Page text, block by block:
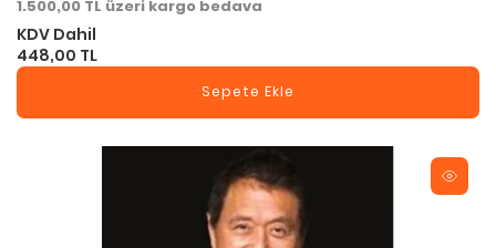
1.500,00 TL üzeri kargo bedava
KDV Dahil
448,00 TL
Sepete Ekle